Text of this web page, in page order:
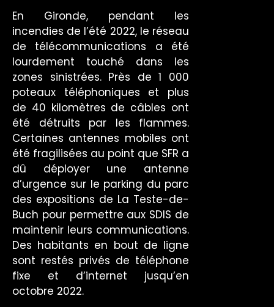
En Gironde, pendant les
incendies de l’été 2022, le réseau
de télécommunications a été
lourdement touché dans les
zones sinistrées. Près de 1 000
poteaux téléphoniques et plus
de 40 kilomètres de câbles ont
été détruits par les flammes.
Certaines antennes mobiles ont
été fragilisées au point que SFR a
dû déployer une antenne
d’urgence sur le parking du parc
des expositions de La Teste-de-
Buch pour permettre aux SDIS de
maintenir leurs communications.
Des habitants en bout de ligne
sont restés privés de téléphone
fixe et d’internet jusqu’en
octobre 2022.